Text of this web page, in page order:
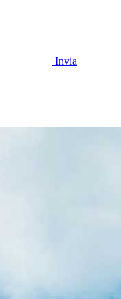
Invia